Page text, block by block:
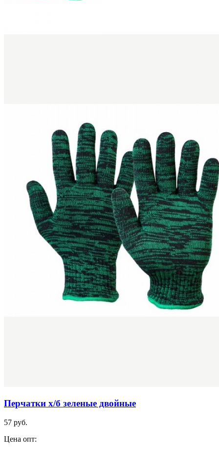
Перчатки х/б зеленые двойные
57 руб.
Цена опт: